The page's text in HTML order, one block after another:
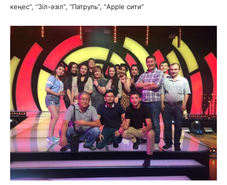
кеңес”, “Зіл-әзіл”, “Патруль”, “Apple сити”